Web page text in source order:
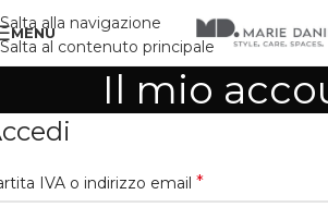
Salta alla navigazione
Salta al contenuto principale
MENU
Il mio
IVA o indirizzo email *